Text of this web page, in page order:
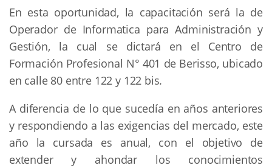
En esta oportunidad, la capacitación será la de
Operador de Informatica para Administración y
Gestión, la cual se dictará en el Centro de
Formación Profesional N° 401 de Berisso, ubicado
en calle 80 entre 122 y 122 bis.
A diferencia de lo que sucedía en años anteriores
y respondiendo a las exigencias del mercado, este
año la cursada es anual, con el objetivo de
extender y ahondar los conocimientos